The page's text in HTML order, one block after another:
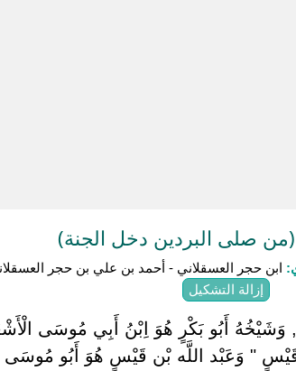
صلى البردين دخل الجنة)
ابن حجر العسقلاني - أحمد بن علي بن حجر
إزالة التشكيل
وَشَيْخُهُ أَبُو بَكْرٍ هُوَ اِبْنُ أَبِي مُوسَى
" وَعَبْد اللَّه بْن قَيْسٍ هُوَ أَبُو مُوسَى